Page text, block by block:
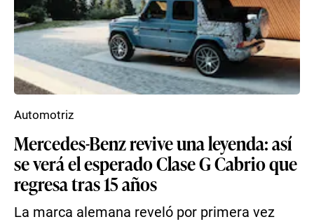
Mercedes-Benz revive una leyenda: así
se verá el esperado Clase G Cabrio que
regresa tras 15 años
La marca alemana reveló por primera vez
Automotriz